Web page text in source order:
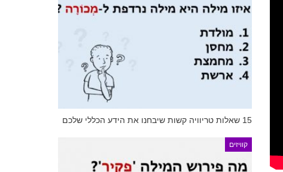
15 שאלות טריוויה קשות שיבחנו את הידע הכללי שלכם
קוויזים